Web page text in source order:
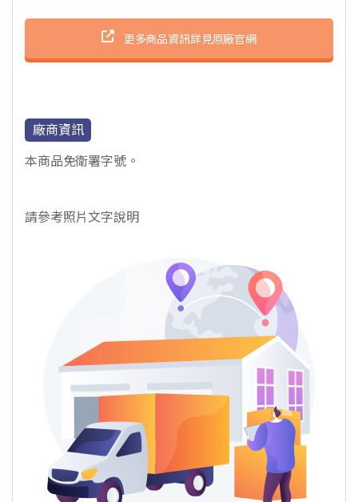
更多商品資訊詳見原廠官網
廠商資訊
本商品免衛署字號。
請參考照片文字說明